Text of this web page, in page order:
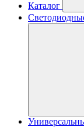
Каталог